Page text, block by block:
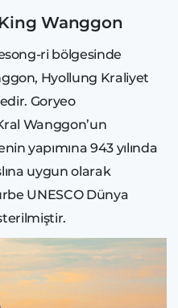
Wanggon
ri bölgesinde
Hyollung Kraliyet
Goryeo
Wanggon’un
yapımına 943 yılında
uygun olarak
UNESCO Dünya